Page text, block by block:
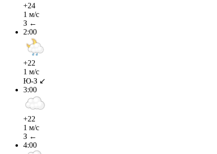
+24
1 м/с
З ←
2:00
+22
1 м/с
Ю-З ↙
3:00
+22
1 м/с
З ←
4:00